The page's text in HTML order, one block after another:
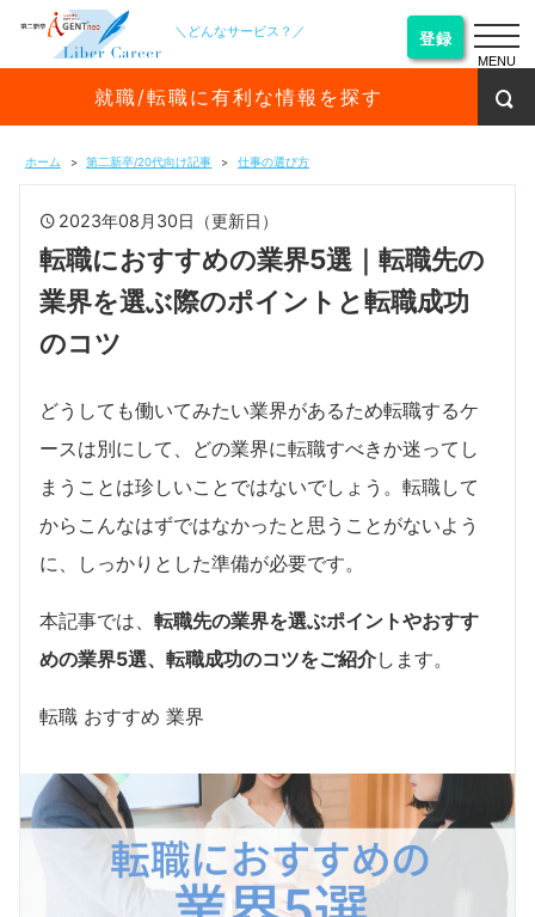
＼どんなサービス？／ 登録
就職/転職に有利な情報を探す
ホーム 第二新卒/20代向け記事 仕事の選び方
2023年08月30日（更新日）
転職におすすめの業界5選｜転職先の
業界を選ぶ際のポイントと転職成功
のコツ
どうしても働いてみたい業界があるため転職するケ
ースは別にして、どの業界に転職すべきか迷ってし
まうことは珍しいことではないでしょう。転職して
からこんなはずではなかったと思うことがないよう
に、しっかりとした準備が必要です。
本記事では、 転職先の業界を選ぶポイントやおすす
めの業界5選、転職成功のコツをご紹介します。
転職 おすすめ 業界
MENU